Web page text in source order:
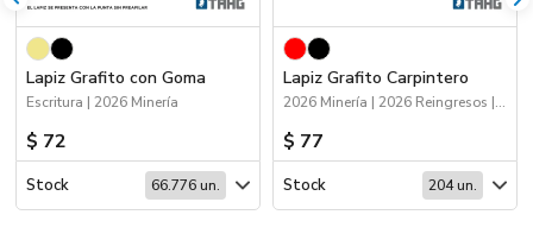
Lapiz Grafito con Goma
Escritura | 2026 Minería
$ 72
Stock 66.776 un.
Lapiz Grafito Carpintero
2026 Minería | 2026 Reingresos | Escritura
$ 77
Stock 204 un.